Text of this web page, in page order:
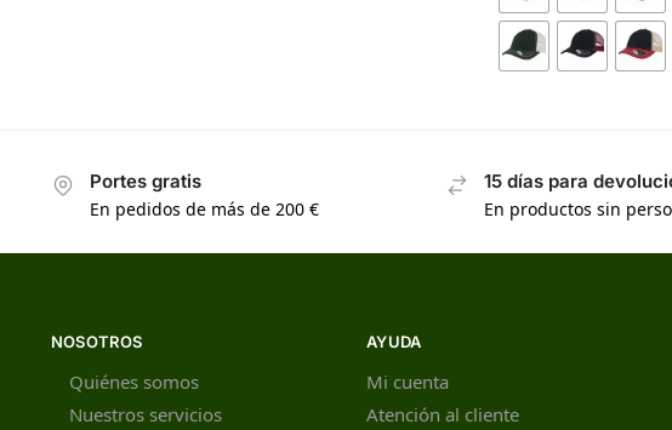
Portes gratis
En pedidos de más de 200 €
15 días para
En productos sin
NOSOTROS
Quiénes somos
Nuestros servicios
AYUDA
Mi cuenta
Atención al cliente